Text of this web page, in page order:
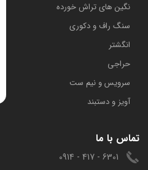
​نگین های تراش خورده
سنگ راف و دکوری
انگشتر
حراجی
سرویس و نیم ست
آویز و دستبند
تماس با ما
6301 - 417 - 0914